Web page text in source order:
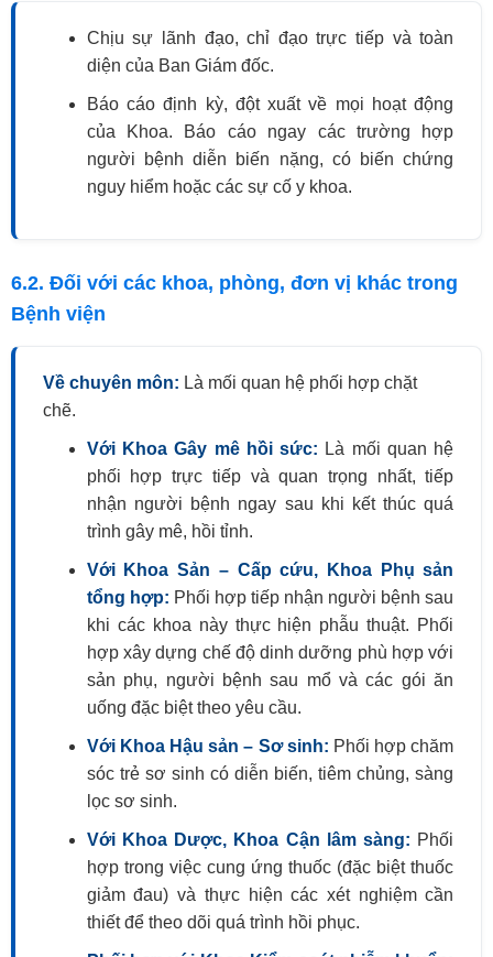
Chịu sự lãnh đạo, chỉ đạo trực tiếp và toàn
diện của Ban Giám đốc.
Báo cáo định kỳ, đột xuất về mọi hoạt động
của Khoa. Báo cáo ngay các trường hợp
người bệnh diễn biến nặng, có biến chứng
nguy hiểm hoặc các sự cố y khoa.
6.2. Đối với các khoa, phòng, đơn vị khác trong
Bệnh viện
Về chuyên môn: Là mối quan hệ phối hợp chặt
chẽ.
Với Khoa Gây mê hồi sức: Là mối quan hệ
phối hợp trực tiếp và quan trọng nhất, tiếp
nhận người bệnh ngay sau khi kết thúc quá
trình gây mê, hồi tỉnh.
Với Khoa Sản – Cấp cứu, Khoa Phụ sản
tổng hợp: Phối hợp tiếp nhận người bệnh sau
khi các khoa này thực hiện phẫu thuật. Phối
hợp xây dựng chế độ dinh dưỡng phù hợp với
sản phụ, người bệnh sau mổ và các gói ăn
uống đặc biệt theo yêu cầu.
Với Khoa Hậu sản – Sơ sinh: Phối hợp chăm
sóc trẻ sơ sinh có diễn biến, tiêm chủng, sàng
lọc sơ sinh.
Với Khoa Dược, Khoa Cận lâm sàng: Phối
hợp trong việc cung ứng thuốc (đặc biệt thuốc
giảm đau) và thực hiện các xét nghiệm cần
thiết để theo dõi quá trình hồi phục.